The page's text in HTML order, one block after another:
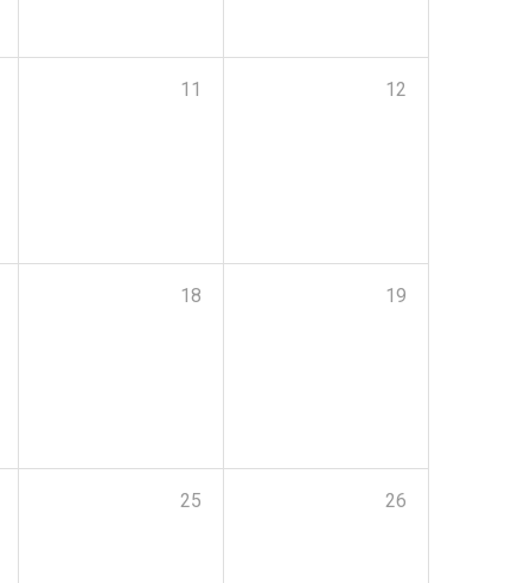
11 12
18 19
25 26